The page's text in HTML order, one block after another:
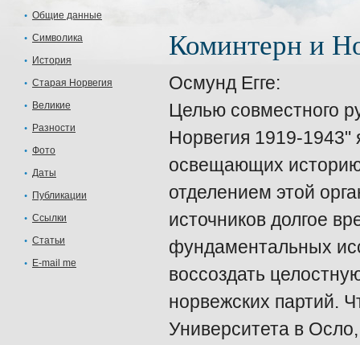
Общие данные
Символика
История
Старая Норвегия
Великие
Разности
Фото
Даты
Публикации
Ссылки
Статьи
E-mail me
Коминтерн и
Осмунд Егге:
Целью совместного
Норвегия 1919-1943"
освещающих
отделением этой
источников долгое
фундаментальных
воссоздать
норвежских партий.
Университета в